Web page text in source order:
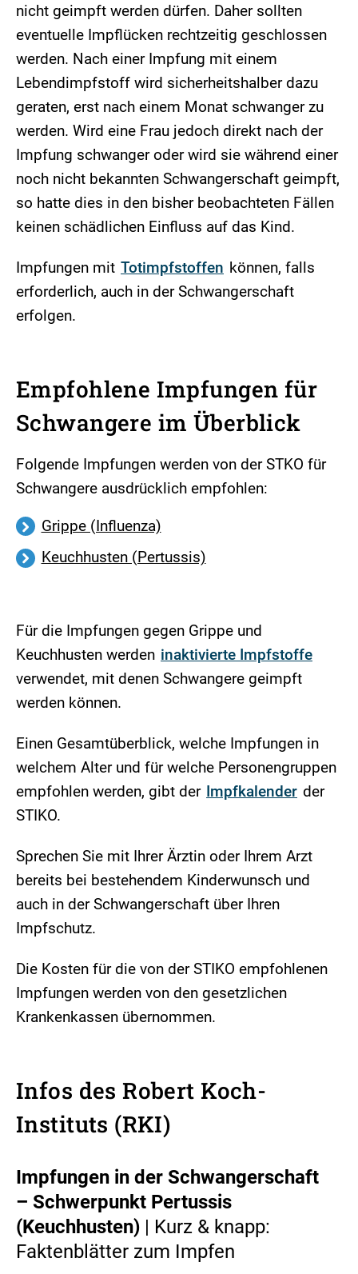
nicht geimpft werden dürfen. Daher sollten
eventuelle Impflücken rechtzeitig geschlossen
werden. Nach einer Impfung mit einem
Lebendimpfstoff wird sicherheitshalber dazu
geraten, erst nach einem Monat schwanger zu
werden. Wird eine Frau jedoch direkt nach der
Impfung schwanger oder wird sie während einer
noch nicht bekannten Schwangerschaft geimpft,
so hatte dies in den bisher beobachteten Fällen
keinen schädlichen Einfluss auf das Kind.
Impfungen mit Totimpfstoffen können, falls
erforderlich, auch in der Schwangerschaft
erfolgen.
Empfohlene Impfungen für
Schwangere im Überblick
Folgende Impfungen werden von der STKO für
Schwangere ausdrücklich empfohlen:
Grippe (Influenza)
Keuchhusten (Pertussis)
Für die Impfungen gegen Grippe und
Keuchhusten werden inaktivierte Impfstoffe
verwendet, mit denen Schwangere geimpft
werden können.
Einen Gesamtüberblick, welche Impfungen in
welchem Alter und für welche Personengruppen
empfohlen werden, gibt der Impfkalender der
STIKO.
Sprechen Sie mit Ihrer Ärztin oder Ihrem Arzt
bereits bei bestehendem Kinderwunsch und
auch in der Schwangerschaft über Ihren
Impfschutz.
Die Kosten für die von der STIKO empfohlenen
Impfungen werden von den gesetzlichen
Krankenkassen übernommen.
Infos des Robert Koch-
Instituts (RKI)
Impfungen in der Schwangerschaft
– Schwerpunkt Pertussis
(Keuchhusten) | Kurz & knapp:
Faktenblätter zum Impfen